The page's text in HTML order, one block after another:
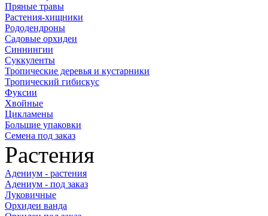
Пряные травы
Растения-хищники
Рододендроны
Садовые орхидеи
Синнингии
Суккуленты
Тропические деревья и кустарники
Тропический гибискус
Фуксии
Хвойные
Цикламены
Большие упаковки
Семена под заказ
Растения
Адениум - растения
Адениум - под заказ
Луковичные
Орхидеи ванда